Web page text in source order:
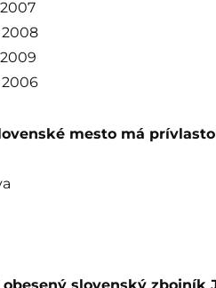
mesto má